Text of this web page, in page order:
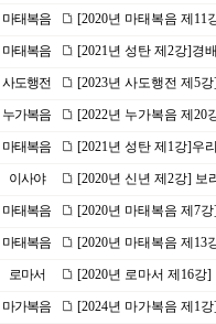
마태복음 [2020년 마태복음 제11
마태복음 [2021년 성탄 제2강]경
사도행전 [2023년 사도행전 제5
누가복음 [2022년 누가복음 제20
마태복음 [2021년 성탄 제1강]우
이사야 [2020년 신년 제2강] 보
마태복음 [2020년 마태복음 제7
마태복음 [2020년 마태복음 제13
로마서 [2020년 로마서 제16강
마가복음 [2024년 마가복음 제1